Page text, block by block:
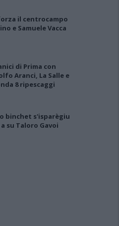
il centrocampo
e Samuele Vacca
di Prima con
Aranci, La Salle e
8 ripescaggi
binchet s'isparègiu
su Taloro Gavoi